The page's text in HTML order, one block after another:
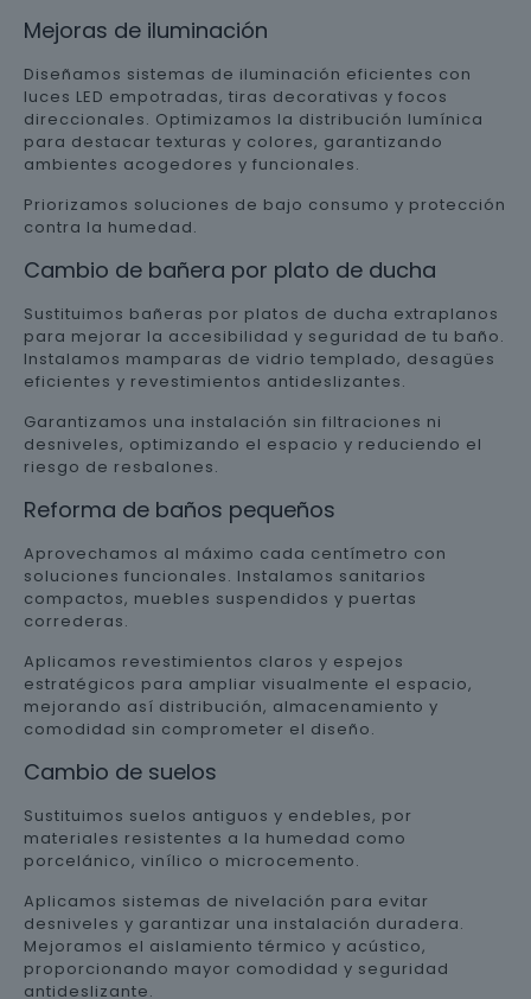
Mejoras de iluminación
Diseñamos sistemas de iluminación eficientes con
luces LED empotradas, tiras decorativas y focos
direccionales. Optimizamos la distribución lumínica
para destacar texturas y colores, garantizando
ambientes acogedores y funcionales.
Priorizamos soluciones de bajo consumo y protección
contra la humedad.
Cambio de bañera por plato de ducha
Sustituimos bañeras por platos de ducha extraplanos
para mejorar la accesibilidad y seguridad de tu baño.
Instalamos mamparas de vidrio templado, desagües
eficientes y revestimientos antideslizantes.
Garantizamos una instalación sin filtraciones ni
desniveles, optimizando el espacio y reduciendo el
riesgo de resbalones.
Reforma de baños pequeños
Aprovechamos al máximo cada centímetro con
soluciones funcionales. Instalamos sanitarios
compactos, muebles suspendidos y puertas
correderas.
Aplicamos revestimientos claros y espejos
estratégicos para ampliar visualmente el espacio,
mejorando así distribución, almacenamiento y
comodidad sin comprometer el diseño.
Cambio de suelos
Sustituimos suelos antiguos y endebles, por
materiales resistentes a la humedad como
porcelánico, vinílico o microcemento.
Aplicamos sistemas de nivelación para evitar
desniveles y garantizar una instalación duradera.
Mejoramos el aislamiento térmico y acústico,
proporcionando mayor comodidad y seguridad
antideslizante.